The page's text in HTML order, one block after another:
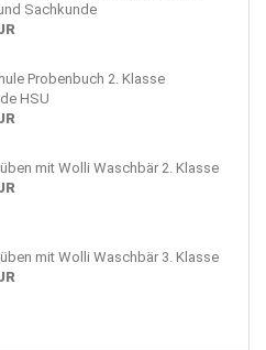
Sachkunde
Probenbuch 2. Klasse
HSU
mit Wolli Waschbär 2. Klasse
mit Wolli Waschbär 3. Klasse